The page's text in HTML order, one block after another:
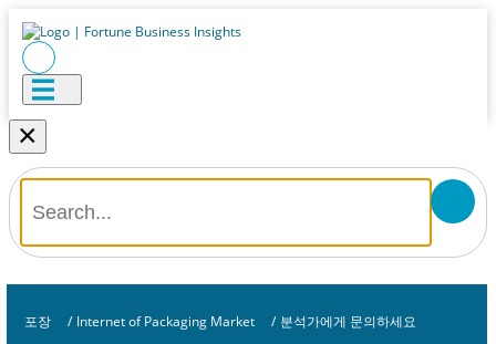
×
포장 / Internet of Packaging Market / 분석가에게 문의하세요